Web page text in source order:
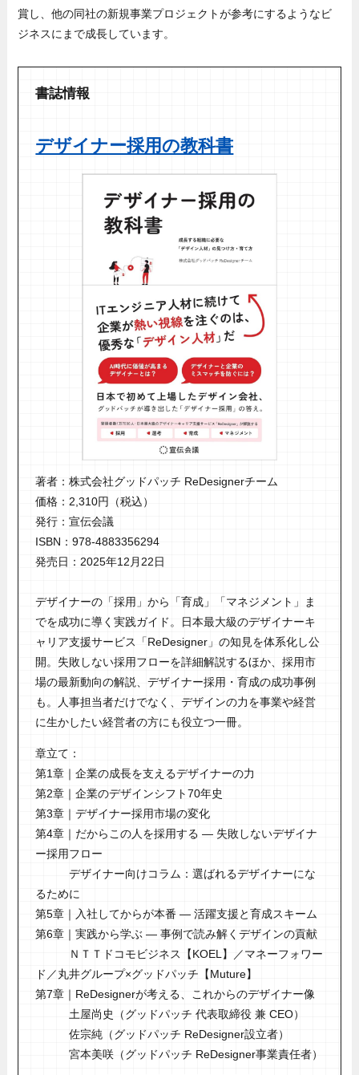
賞し、他の同社の新規事業プロジェクトが参考にするようなビ
ジネスにまで成長しています。
書誌情報
デザイナー採用の教科書
著者：株式会社グッドパッチ ReDesignerチーム
価格：2,310円（税込）
発行：宣伝会議
ISBN：978-4883356294
発売日：2025年12月22日
デザイナーの「採用」から「育成」「マネジメント」ま
でを成功に導く実践ガイド。日本最大級のデザイナーキ
ャリア支援サービス「ReDesigner」の知見を体系化し公
開。失敗しない採用フローを詳細解説するほか、採用市
場の最新動向の解説、デザイナー採用・育成の成功事例
も。人事担当者だけでなく、デザインの力を事業や経営
に生かしたい経営者の方にも役立つ一冊。
章立て：
第1章｜企業の成長を支えるデザイナーの力
第2章｜企業のデザインシフト70年史
第3章｜デザイナー採用市場の変化
第4章｜だからこの人を採用する ― 失敗しないデザイナ
ー採用フロー
デザイナー向けコラム：選ばれるデザイナーにな
るために
第5章｜入社してからが本番 ― 活躍支援と育成スキーム
第6章｜実践から学ぶ ― 事例で読み解くデザインの貢献
ＮＴＴドコモビジネス【KOEL】／マネーフォワー
ド／丸井グループ×グッドパッチ【Muture】
第7章｜ReDesignerが考える、これからのデザイナー像
土屋尚史（グッドパッチ 代表取締役 兼 CEO）
佐宗純（グッドパッチ ReDesigner設立者）
宮本美咲（グッドパッチ ReDesigner事業責任者）